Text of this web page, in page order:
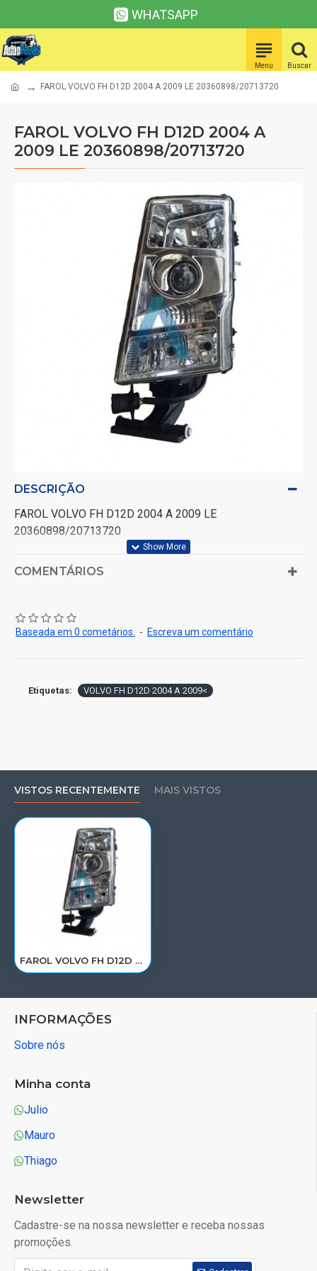
WHATSAPP
FAROL VOLVO FH D12D 2004 A 2009 LE 20360898/20713720
FAROL VOLVO FH D12D 2004 A
2009 LE 20360898/20713720
DESCRIÇÃO
FAROL VOLVO FH D12D 2004 A 2009 LE
20360898/20713720
COMENTÁRIOS
Baseada em 0 cometários. - Escreva um comentário
Etiquetas: VOLVO FH D12D 2004 A 2009<
VISTOS RECENTEMENTE MAIS VISTOS
FAROL VOLVO FH D12D 2004 A 2009 LE 20360898/20713720
INFORMAÇÕES
Sobre nós
Minha conta
Julio
Mauro
Thiago
Newsletter
Cadastre-se na nossa newsletter e receba nossas
promoções.